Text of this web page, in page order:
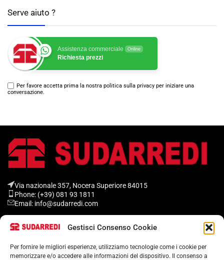
Gestisci Consenso Cookie
Per fornire le migliori esperienze, utilizziamo tecnologie come i cookie per
memorizzare e/o accedere alle informazioni del dispositivo. Il consenso a
Serve aiuto ?
Assistenza commerciale Online
Richiesta prezzi
Per favore accetta prima la nostra politica sulla privacy per iniziare una
conversazione.
Via nazionale 357, Nocera Superiore 84015​
Phone: (+39) 081 93 1811
Email: info@sudarredi.com
SCUOLA
UFFICIO